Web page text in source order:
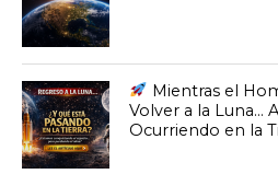
Mientras el
Volver a la Luna…
Ocurriendo en la